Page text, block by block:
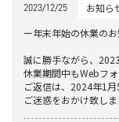
2023/12/25
お知ら
ー年末年始の休業の
誠に勝手ながら、2023
休業期間中もWebフォ
ご返信は、2024年1月
ご迷惑をおかけ致し